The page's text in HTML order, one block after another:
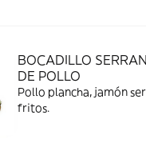
BOCADILLO
DE POLLO
Pollo plancha, jamón
fritos.